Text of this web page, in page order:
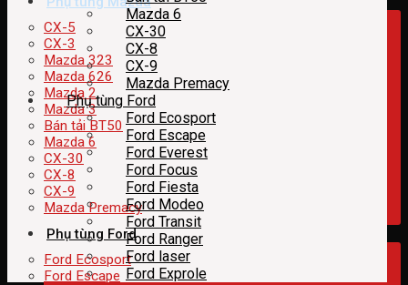
CX-5
CX-3
Mazda 323
Mazda 626
Mazda 2
Mazda 3
Bán tải BT50
Mazda 6
CX-30
CX-8
CX-9
Mazda Premacy
Phụ tùng Ford
Ford Ecosport
Ford Escape
Mazda 6
CX-30
CX-8
CX-9
Mazda Premacy
Phụ tùng Ford
Ford Ecosport
Ford Escape
Ford Everest
Ford Focus
Ford Fiesta
Ford Modeo
Ford Transit
Ford Ranger
Ford laser
Ford Exprole